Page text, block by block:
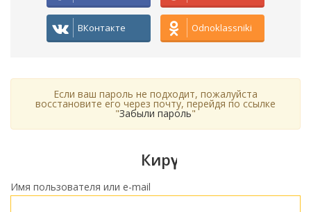
ВКонтакте Odnoklassniki
Если ваш пароль не подходит, пожалуйста
восстановите его через почту, перейдя по ссылке
"Забыли пароль"
Кирүү
Имя пользователя или e-mail